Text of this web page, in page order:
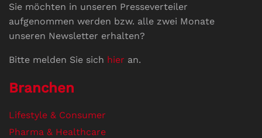
Sie möchten in unseren Presseverteiler
aufgenommen werden bzw. alle zwei Monate
unseren Newsletter erhalten?
Bitte melden Sie sich hier an.
Branchen
Lifestyle & Consumer
Pharma & Healthcare